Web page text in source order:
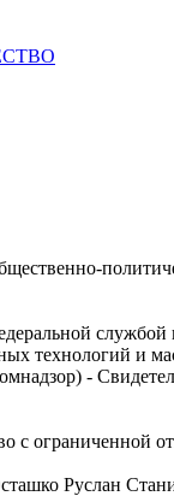
службой
технологий и
-
с ограниченной
Руслан